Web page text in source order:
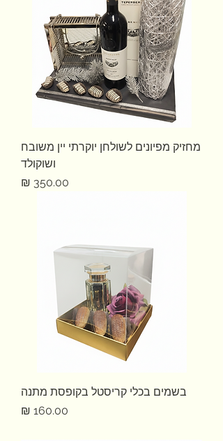
מחזיק מפיונים לשולחן יוקרתי יין משובח
ושוקולד
מחיר
בשמים בכלי קריסטל בקופסת מתנה
מחיר